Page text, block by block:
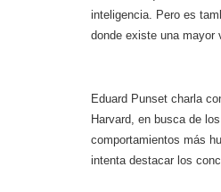
inteligencia. Pero es
donde existe una mayor
Eduard Punset charla
Harvard, en busca de
comportamientos más
intenta destacar los